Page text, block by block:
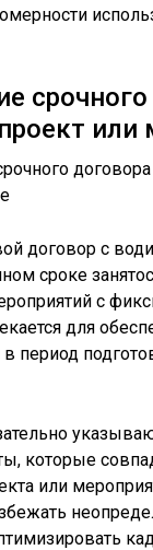
или
договор с
сроке
с
для
период
которые
или